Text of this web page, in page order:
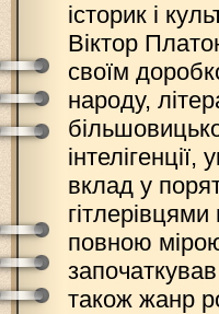
історик і
Віктор
своїм
народу,
вклад у
повною
також жанр